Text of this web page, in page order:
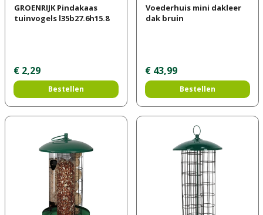
GROENRIJK Pindakaas
tuinvogels l35b27.6h15.8
€ 2,29
Bestellen
Voederhuis mini dakleer
dak bruin
€ 43,99
Bestellen